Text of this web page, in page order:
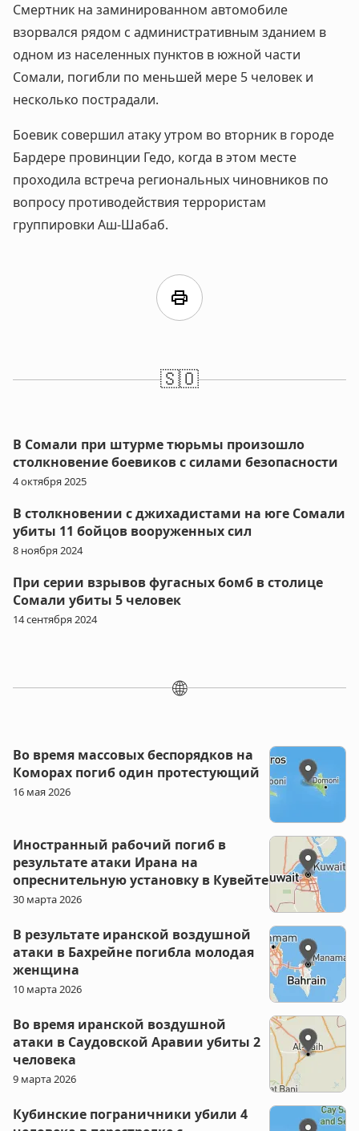
Смертник на заминированном автомобиле
взорвался рядом с административным зданием в
одном из населенных пунктов в южной части
Сомали, погибли по меньшей мере 5 человек и
несколько пострадали.
Боевик совершил атаку утром во вторник в городе
Бардере провинции Гедо, когда в этом месте
проходила встреча региональных чиновников по
вопросу противодействия террористам
группировки Аш-Шабаб.
print
🇸🇴
В Сомали при штурме тюрьмы произошло
столкновение боевиков с силами безопасности
4 октября 2025
В столкновении с джихадистами на юге Сомали
убиты 11 бойцов вооруженных сил
8 ноября 2024
При серии взрывов фугасных бомб в столице
Сомали убиты 5 человек
14 сентября 2024
🌐
Во время массовых беспорядков на
Коморах погиб один протестующий
16 мая 2026
Иностранный рабочий погиб в
результате атаки Ирана на
опреснительную установку в Кувейте
30 марта 2026
В результате иранской воздушной
атаки в Бахрейне погибла молодая
женщина
10 марта 2026
Во время иранской воздушной
атаки в Саудовской Аравии убиты 2
человека
9 марта 2026
Кубинские пограничники убили 4